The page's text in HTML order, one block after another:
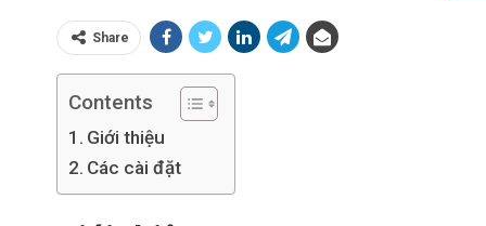
Share
Contents
Giới thiệu
Các cài đặt